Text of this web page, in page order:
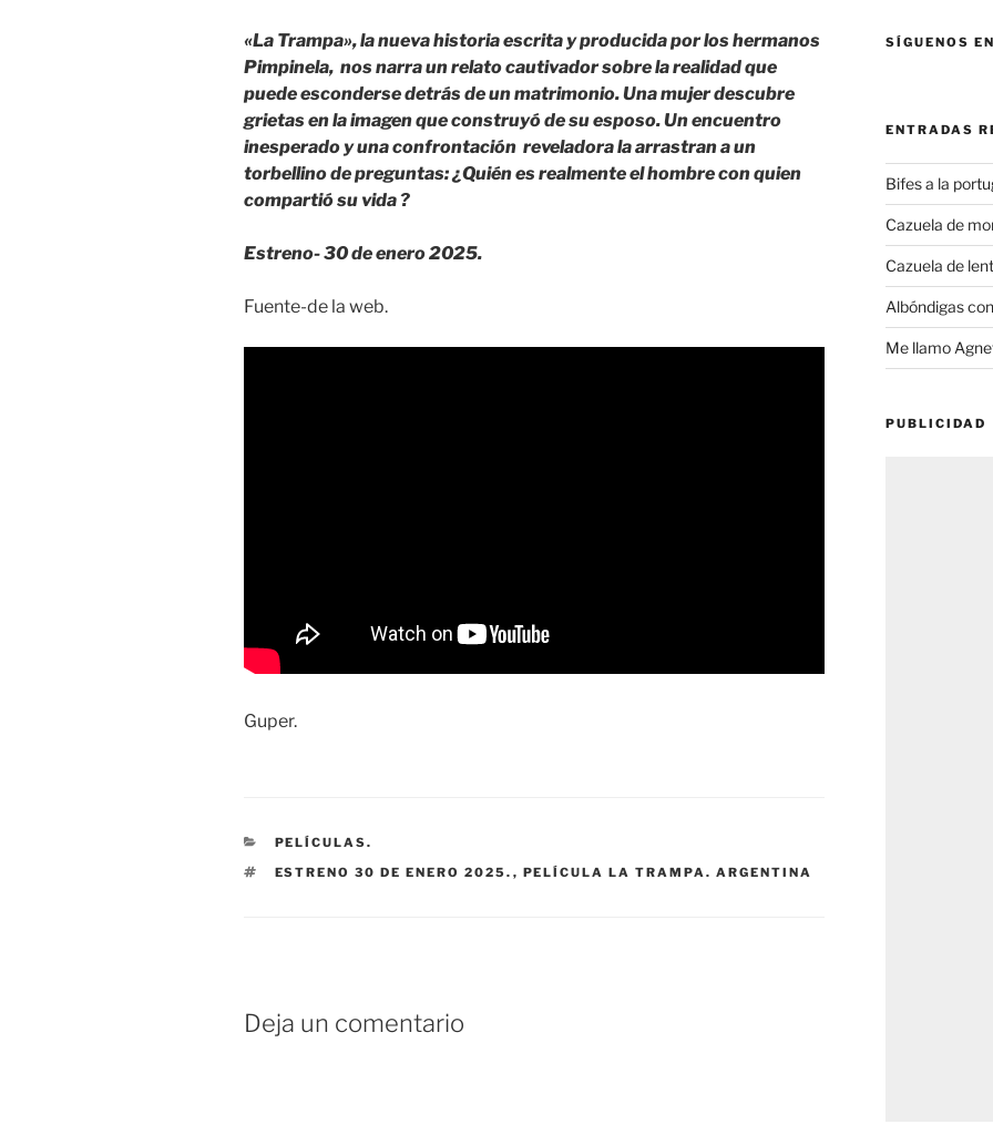
«La Trampa», la nueva historia escrita y producida por los hermanos
Pimpinela, nos narra un relato cautivador sobre la realidad que
puede esconderse detrás de un matrimonio. Una mujer descubre
grietas en la imagen que construyó de su esposo. Un encuentro
inesperado y una confrontación reveladora la arrastran a un
torbellino de preguntas: ¿Quién es realmente el hombre con quien
compartió su vida ?
Estreno- 30 de enero 2025.
Fuente-de la web.
Guper.
CATEGORÍAS
PELÍCULAS.
ETIQUETAS
ESTRENO 30 DE ENERO 2025. , PELÍCULA LA TRAMPA. ARGENTINA
Deja un comentario
SÍGUENOS
ENTRADAS
Bifes a la
Cazuela de
Cazuela de
Albóndigas
Me llamo
PUBLICIDAD